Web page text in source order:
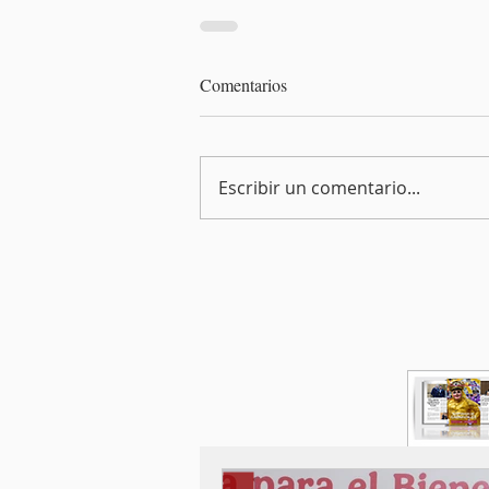
Comentarios
Escribir un comentario...